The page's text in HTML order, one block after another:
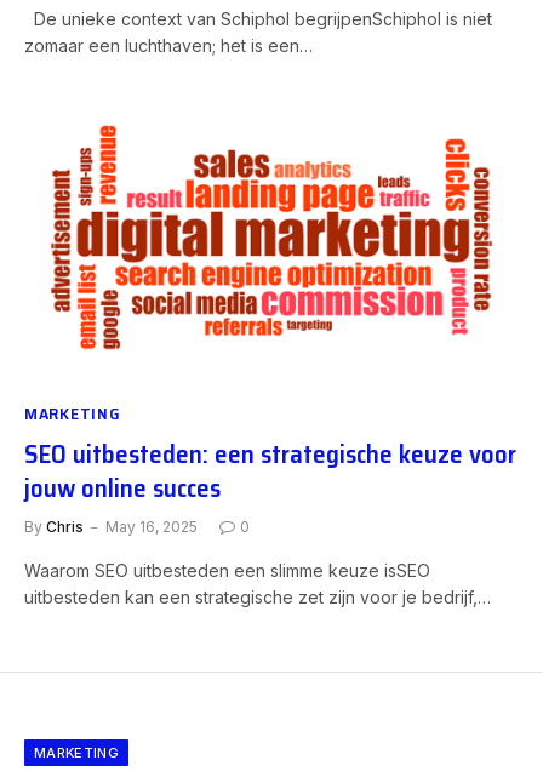
De unieke context van Schiphol begrijpenSchiphol is niet
zomaar een luchthaven; het is een…
MARKETING
SEO uitbesteden: een strategische keuze voor
jouw online succes
By Chris May 16, 2025 0
Waarom SEO uitbesteden een slimme keuze isSEO
uitbesteden kan een strategische zet zijn voor je bedrijf,…
MARKETING